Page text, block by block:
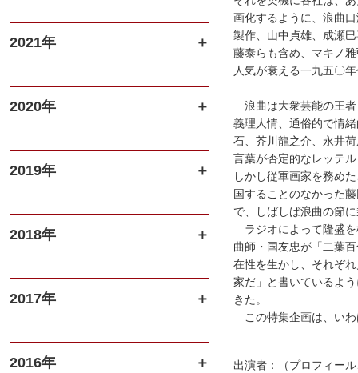
2021年
2020年
2019年
2018年
2017年
2016年
画化するように、浪曲
製作、山中貞雄、成瀬
藤泰らも含め、マキノ
人気が衰える一九五〇
浪曲は大衆芸能の王者
義理人情、通俗的で情
石、芥川龍之介、永井
言葉が否定的なレッテ
しかし従軍画家を務め
国することのなかった
で、しばしば浪曲の節
ラジオによって隆盛を
曲師・国友忠が「二葉
在性を生かし、それぞ
家だ」と書いているよ
きた。
この特集企画は、いわ
出演者：（プロフィー